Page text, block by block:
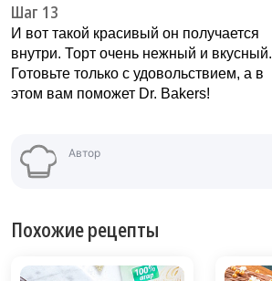
Шаг 13
И вот такой красивый он получается
внутри. Торт очень нежный и вкусный.
Готовьте только с удовольствием, а в
этом вам поможет Dr. Bakers!
Автор
Похожие рецепты